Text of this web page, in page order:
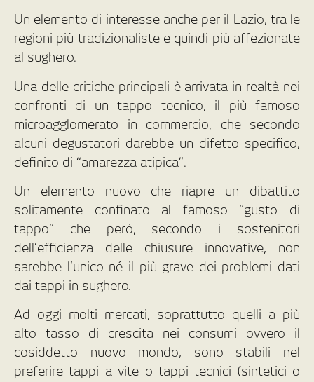
Un elemento di interesse anche per il Lazio, tra le
regioni più tradizionaliste e quindi più affezionate
al sughero.
Una delle critiche principali è arrivata in realtà nei
confronti di un tappo tecnico, il più famoso
microagglomerato in commercio, che secondo
alcuni degustatori darebbe un difetto specifico,
definito di “amarezza atipica”.
Un elemento nuovo che riapre un dibattito
solitamente confinato al famoso “gusto di
tappo” che però, secondo i sostenitori
dell’efficienza delle chiusure innovative, non
sarebbe l’unico né il più grave dei problemi dati
dai tappi in sughero.
Ad oggi molti mercati, soprattutto quelli a più
alto tasso di crescita nei consumi ovvero il
cosiddetto nuovo mondo, sono stabili nel
preferire tappi a vite o tappi tecnici (sintetici o